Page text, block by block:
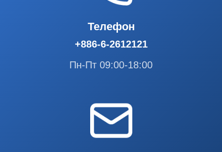
Телефон
+886-6-2612121
Пн-Пт 09:00-18:00